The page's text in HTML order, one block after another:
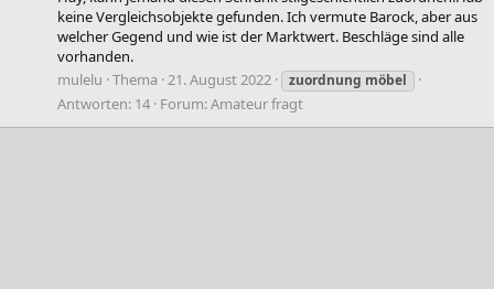
keine Vergleichsobjekte gefunden. Ich vermute Barock, aber aus
welcher Gegend und wie ist der Marktwert. Beschläge sind alle
vorhanden.
mulelu Thema 21. August 2022 zuordnung möbel
Antworten: 14 Forum:Amateur fragt